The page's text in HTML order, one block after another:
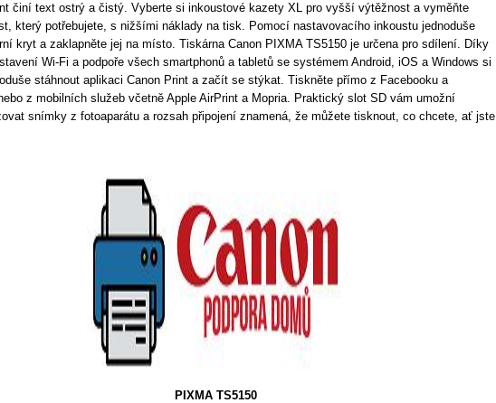
činí text ostrý a čistý. Vyberte si inkoustové kazety XL pro vyšší výtěžnost a vyměňte
který potřebujete, s nižšími náklady na tisk. Pomocí nastavovacího inkoustu jednoduše
kryt a zaklapněte jej na místo. Tiskárna Canon PIXMA TS5150 je určena pro sdílení. Díky
Wi-Fi a podpoře všech smartphonů a tabletů se systémem Android, iOS a Windows si
stáhnout aplikaci Canon Print a začít se stýkat. Tiskněte přímo z Facebooku a
z mobilních služeb včetně Apple AirPrint a Mopria. Praktický slot SD vám umožní
snímky z fotoaparátu a rozsah připojení znamená, že můžete tisknout, co chcete, ať jste
PIXMA TS5150